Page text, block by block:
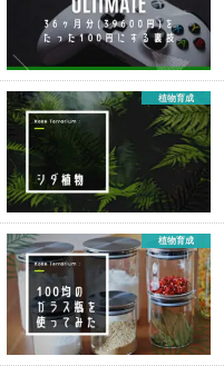
植物育成
植物育成